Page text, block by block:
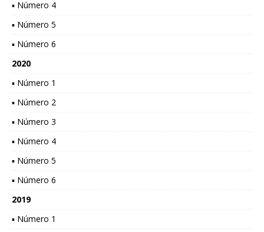
▪ Número 4
▪ Número 5
▪ Número 6
2020
▪ Número 1
▪ Número 2
▪ Número 3
▪ Número 4
▪ Número 5
▪ Número 6
2019
▪ Número 1